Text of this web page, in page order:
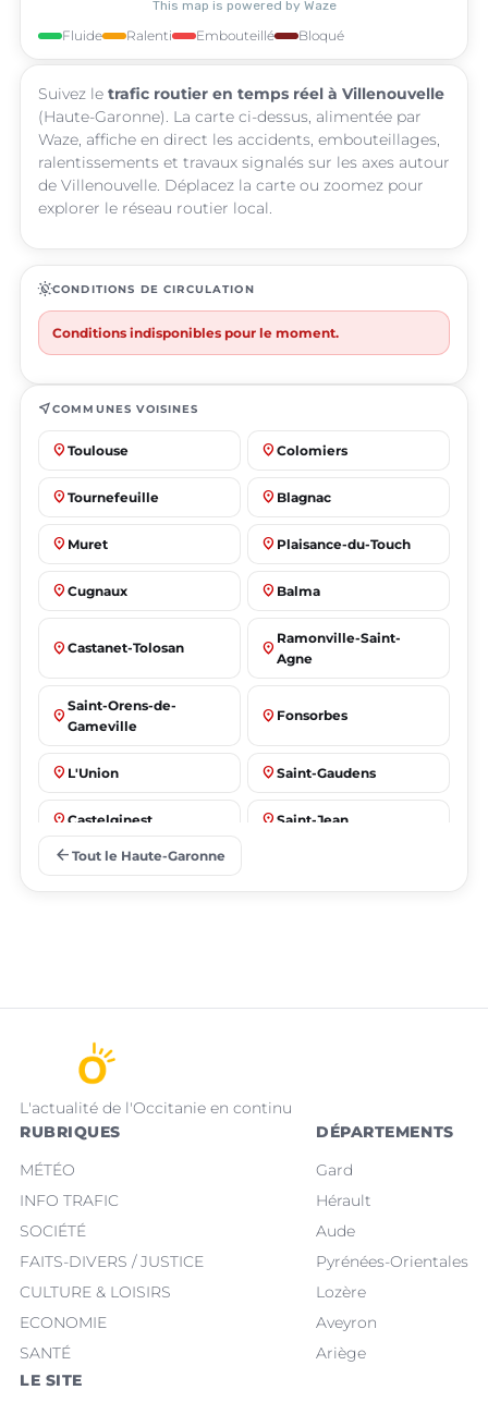
Fluide Ralenti Embouteillé Bloqué
Suivez le trafic routier en temps réel à Villenouvelle
(Haute-Garonne). La carte ci-dessus, alimentée par
Waze, affiche en direct les accidents, embouteillages,
ralentissements et travaux signalés sur les axes autour
de Villenouvelle. Déplacez la carte ou zoomez pour
explorer le réseau routier local.
routineCONDITIONS DE CIRCULATION
Conditions indisponibles pour le moment.
near_meCOMMUNES VOISINES
place Toulouse place Colomiers
place Tournefeuille place Blagnac
place Muret place Plaisance-du-Touch
place Cugnaux place Balma
place Castanet-Tolosan place
Ramonville-Saint-
Agne
place
Saint-Orens-de-
Gameville
place Fonsorbes
place L'Union place Saint-Gaudens
place Castelginest place Saint-Jean
place Villeneuve-Tolosane
arrow_back Tout le Haute-Garonne
L'actualité de l'Occitanie en continu
RUBRIQUES
MÉTÉO
INFO TRAFIC
SOCIÉTÉ
FAITS-DIVERS / JUSTICE
CULTURE & LOISIRS
ECONOMIE
SANTÉ
DÉPARTEMENTS
Gard
Hérault
Aude
Pyrénées-Orientales
Lozère
Aveyron
Ariège
LE SITE